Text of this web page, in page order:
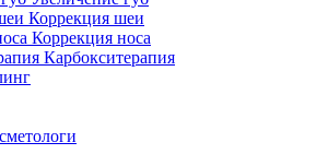
Коррекция шеи
Коррекция носа
Карбокситерапия